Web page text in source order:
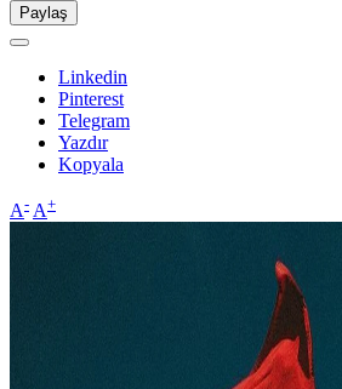
Paylaş
Linkedin
Pinterest
Telegram
Yazdır
Kopyala
A- A+